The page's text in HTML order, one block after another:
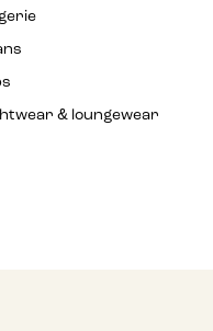
& loungewear